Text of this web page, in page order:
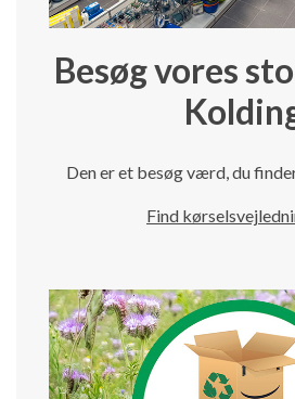
Besøg vores
Den er et besøg værd, du
Find